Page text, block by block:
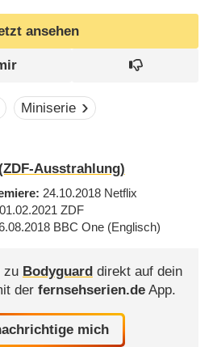
ansehen
Miniserie
Ausstrahlung)
24.10.2018 Netflix
01.02.2021 ZDF
BBC One (Englisch)
zu Bodyguarddirekt auf dein
der fernsehserien.deApp.
mich